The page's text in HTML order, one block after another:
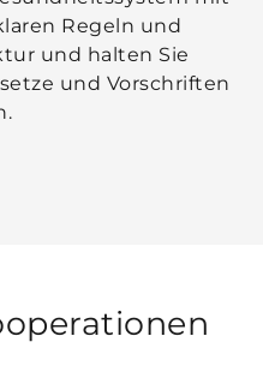
Regeln und
und halten Sie
und Vorschriften